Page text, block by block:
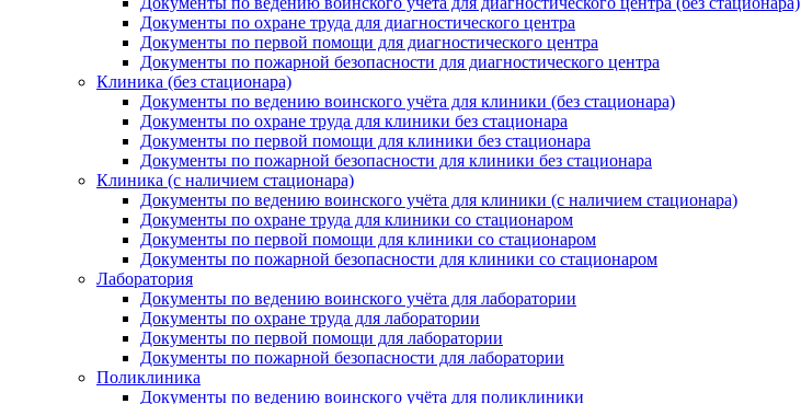
Документы по охране труда для диагностического центра
Документы по первой помощи для диагностического центра
Документы по пожарной безопасности для диагностического центра
Клиника (без стационара)
Документы по ведению воинского учёта для клиники (без стационара)
Документы по охране труда для клиники без стационара
Документы по первой помощи для клиники без стационара
Документы по пожарной безопасности для клиники без стационара
Клиника (с наличием стационара)
Документы по ведению воинского учёта для клиники (с наличием стационара)
Документы по охране труда для клиники со стационаром
Документы по первой помощи для клиники со стационаром
Документы по пожарной безопасности для клиники со стационаром
Лаборатория
Документы по ведению воинского учёта для лаборатории
Документы по охране труда для лаборатории
Документы по первой помощи для лаборатории
Документы по пожарной безопасности для лаборатории
Поликлиника
Документы по ведению воинского учёта для поликлиники